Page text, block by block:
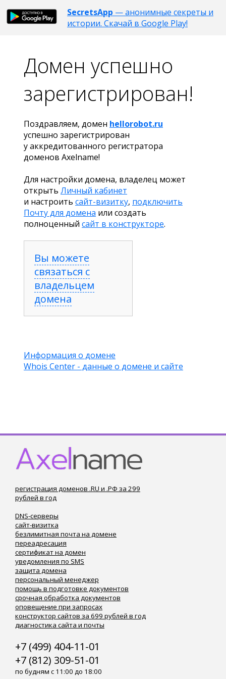
SecretsApp — анонимные секреты и
истории. Скачай в Google Play!
Домен успешно
зарегистрирован!
Поздравляем, домен hellorobot.ru
успешно зарегистрирован
у аккредитованного регистратора
доменов Axelname!
Для настройки домена, владелец может
открыть Личный кабинет
и настроить сайт-визитку, подключить
Почту для домена или создать
полноценный сайт в конструкторе.
Вы можете
связаться с
владельцем
домена
Информация о домене
Whois Center - данные о домене и сайте
регистрация доменов .RU и .РФ за 299
рублей в год
DNS-серверы
сайт-визитка
безлимитная почта на домене
переадресация
сертификат на домен
уведомления по SMS
защита домена
персональный менеджер
помощь в подготовке документов
срочная обработка документов
оповещение при запросах
конструктор сайтов за 699 рублей в год
диагностика сайта и почты
+7 (499) 404-11-01
+7 (812) 309-51-01
по будням с 11:00 до 18:00